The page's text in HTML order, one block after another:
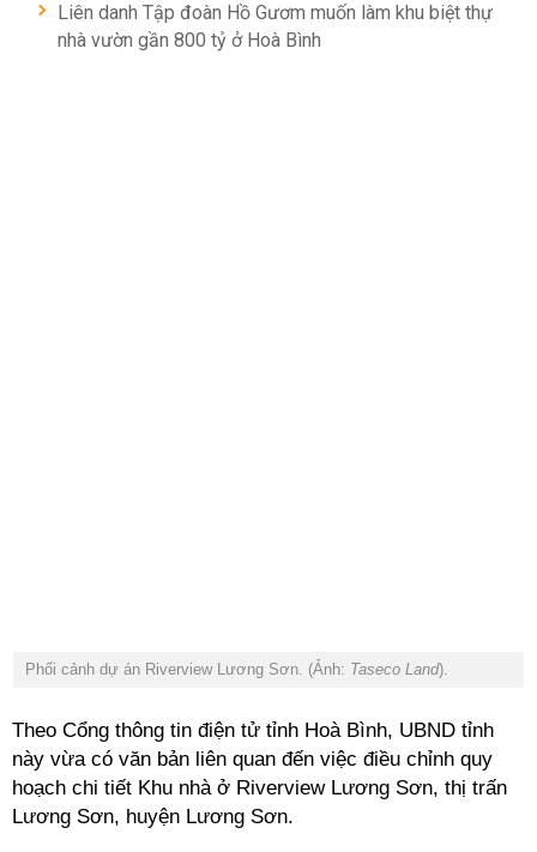
Liên danh Tập đoàn Hồ Gươm muốn làm khu biệt thự
nhà vườn gần 800 tỷ ở Hoà Bình
Phối cảnh dự án Riverview Lương Sơn. (Ảnh: Taseco Land).
Theo Cổng thông tin điện tử tỉnh Hoà Bình, UBND tỉnh
này vừa có văn bản liên quan đến việc điều chỉnh quy
hoạch chi tiết Khu nhà ở Riverview Lương Sơn, thị trấn
Lương Sơn, huyện Lương Sơn.